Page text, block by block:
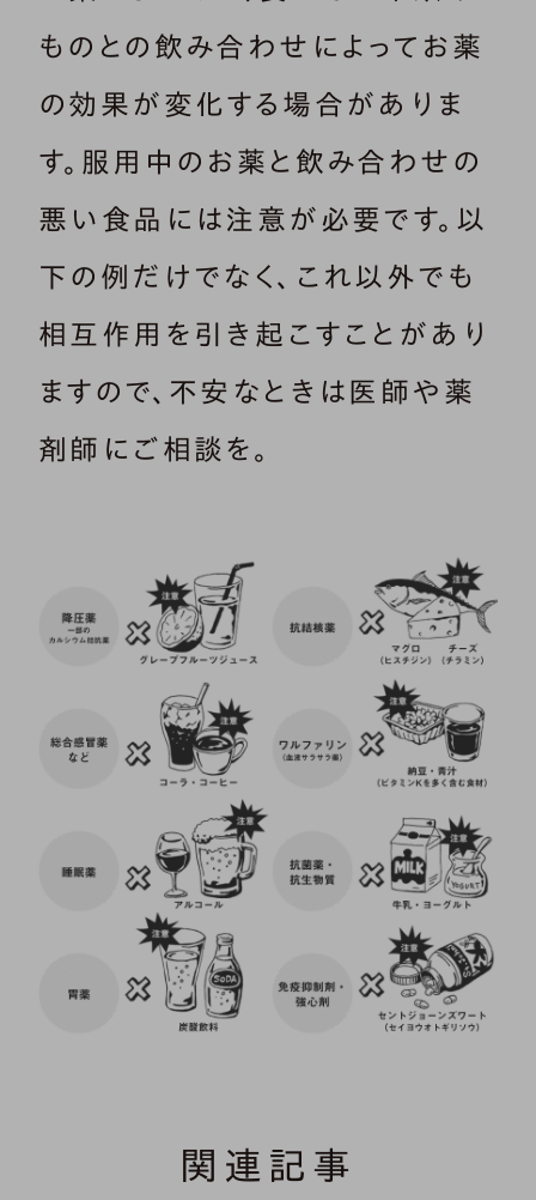
ものとの飲み合わせによってお薬
の効果が変化する場合がありま
す。服用中のお薬と飲み合わせの
悪い食品には注意が必要です。以
下の例だけでなく、これ以外でも
相互作用を引き起こすことがあり
ますので、不安なときは医師や薬
剤師にご相談を。
関連記事